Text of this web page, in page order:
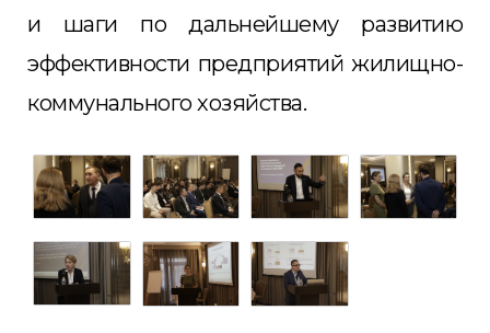
и шаги по дальнейшему развитию
эффективности предприятий жилищно-
коммунального хозяйства.